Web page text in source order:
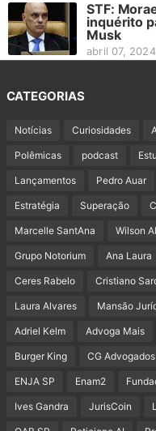
STF:
inquérito
Musk
abril 07, 2024
CATEGORIAS
Notícias Curiosidades
Polêmicas podcast
Lançamentos Pedro Auar
Estratégia Superação
Marcelle SantAna Wilson
Grupo Notorium Ana Laura
Ceres Rabelo Cristiano
Laura Alvares Mansão
Adriel Kelm Advoga Mais
Burger King CG Advogados
ENJA SP Enam2
Ives Gandra JurisCoin